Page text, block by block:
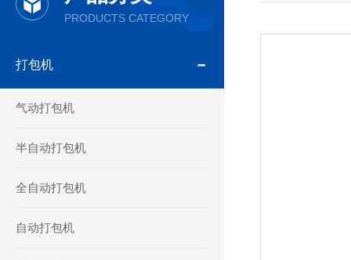
PRODUCTS CATEGORY
打包机
气动打包机
半自动打包机
全自动打包机
自动打包机